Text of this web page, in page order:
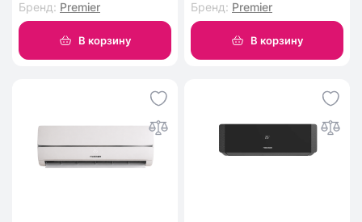
Бренд: Premier
В корзину
Бренд: Premier
В корзину